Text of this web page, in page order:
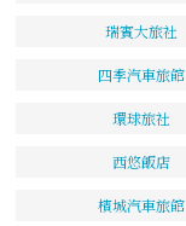
瑞賓大旅社
四季汽車旅館
環球旅社
西悠飯店
檳城汽車旅館